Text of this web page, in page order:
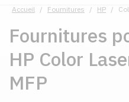
Accueil / Fournitures / HP /
Fournitures
HP Color
MFP